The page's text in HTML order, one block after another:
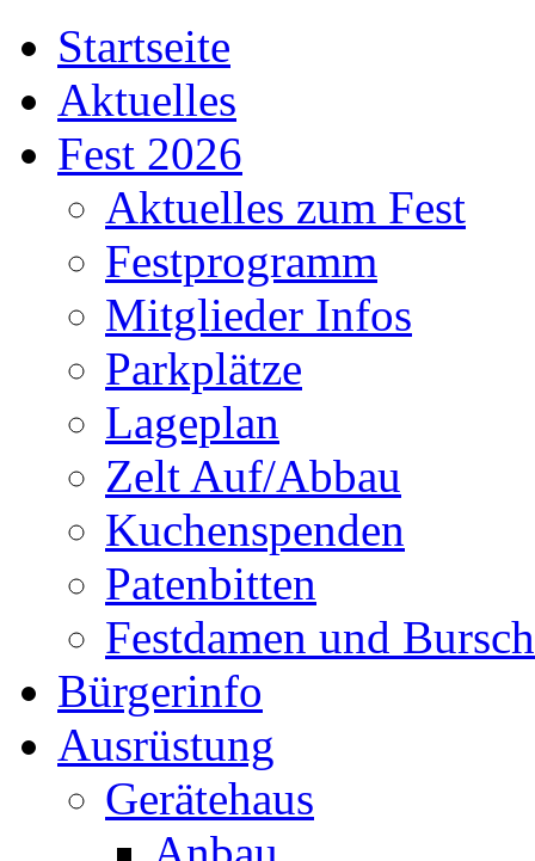
Startseite
Aktuelles
Fest 2026
Aktuelles zum Fest
Festprogramm
Mitglieder Infos
Parkplätze
Lageplan
Zelt Auf/Abbau
Kuchenspenden
Patenbitten
Festdamen und
Bürgerinfo
Ausrüstung
Gerätehaus